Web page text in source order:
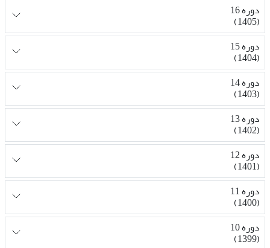
دوره 16
(1405)
دوره 15
(1404)
دوره 14
(1403)
دوره 13
(1402)
دوره 12
(1401)
دوره 11
(1400)
دوره 10
(1399)